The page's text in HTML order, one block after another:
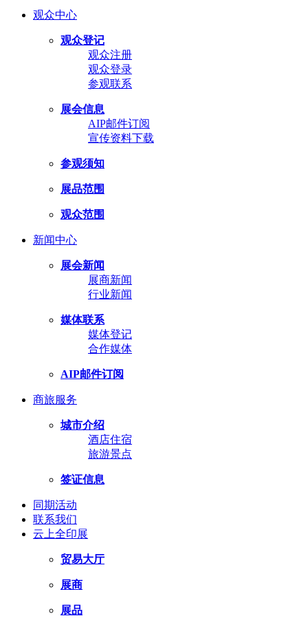
观众中心
观众登记
观众注册
观众登录
参观联系
展会信息
AIP邮件订阅
宣传资料下载
参观须知
展品范围
观众范围
新闻中心
展会新闻
展商新闻
行业新闻
媒体联系
媒体登记
合作媒体
AIP邮件订阅
商旅服务
城市介绍
酒店住宿
旅游景点
签证信息
同期活动
联系我们
云上全印展
贸易大厅
展商
展品